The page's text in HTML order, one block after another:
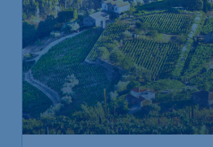
Portugal
Douro-Tal